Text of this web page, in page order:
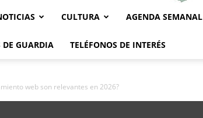
CULTURA AGENDA SEMANAL
DE GUARDIA TELÉFONOS DE INTERÉS
web son relevantes en 2026?